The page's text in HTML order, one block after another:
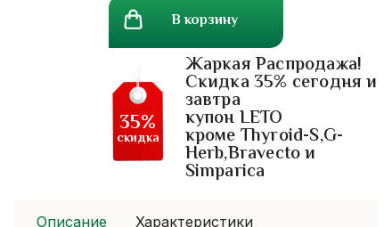
водорослями
В корзину
Жаркая Распродажа!
Скидка 35% сегодня и
завтра
купон LETO
кроме Thyroid-S,G-
Herb,Bravecto и
Simparica
35%
скидка
Описание
Характеристики